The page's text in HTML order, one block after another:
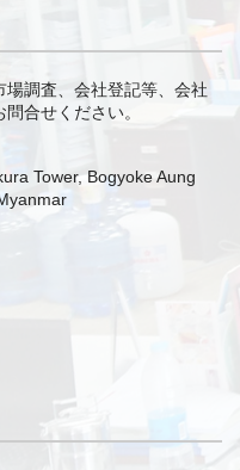
場調査、会社登記等、会社
合せください。
Tower, Bogyoke Aung